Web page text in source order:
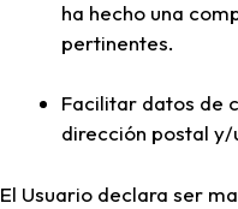
ha hecho una
pertinentes.
Facilitar datos de
dirección postal y/
El Usuario declara ser